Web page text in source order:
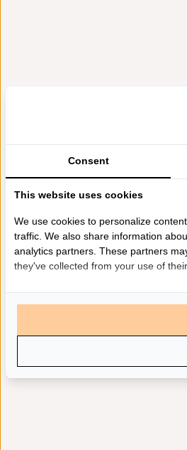
Consent
This website uses cookies
We use cookies to personalize
traffic. We also share information
analytics partners. These partners
they've collected from your use of